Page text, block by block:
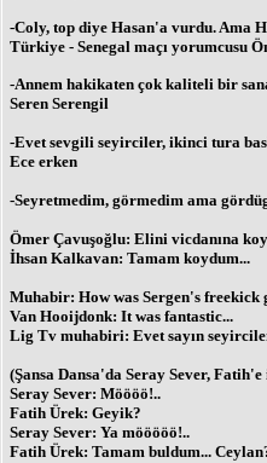
-Coly, top diye Hasan'a vurdu. Ama
Türkiye - Senegal maçı yorumcusu
-Annem hakikaten çok kaliteli bir
Seren Serengil
-Evet sevgili seyirciler, ikinci tura
Ece erken
-Seyretmedim, görmedim ama
Ömer Çavuşoğlu: Elini vicdanına
İhsan Kalkavan: Tamam koydum...
Muhabir: How was Sergen's freekick
Van Hooijdonk: It was fantastic...
Lig Tv muhabiri: Evet sayın
(Şansa Dansa'da Seray Sever,
Seray Sever: Möööö!..
Fatih Ürek: Geyik?
Seray Sever: Ya mööööö!..
Fatih Ürek: Tamam buldum...